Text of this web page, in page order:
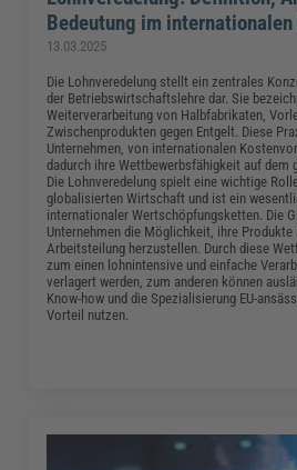
Bedeutung im internationalen
13.03.2025
Die Lohnveredelung stellt ein zentrales
der Betriebswirtschaftslehre dar. Sie
Weiterverarbeitung von Halbfabrikaten,
Zwischenprodukten gegen Entgelt. Diese
Unternehmen, von internationalen
dadurch ihre Wettbewerbsfähigkeit auf dem
Die Lohnveredelung spielt eine wichtige
globalisierten Wirtschaft und ist ein
internationaler Wertschöpfungsketten. Die
Unternehmen die Möglichkeit, ihre Produkte
Arbeitsteilung herzustellen. Durch diese
zum einen lohnintensive und einfache
verlagert werden, zum anderen können
Know-how und die Spezialisierung EU-
Vorteil nutzen.